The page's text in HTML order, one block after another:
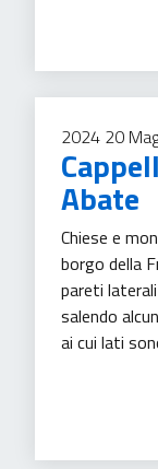
2024 20
Abate
Chiese e
borgo della
pareti
salendo
ai cui lati